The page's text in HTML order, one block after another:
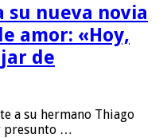
su nueva novia
amor: «Hoy,
de
a su hermano Thiago
presunto …